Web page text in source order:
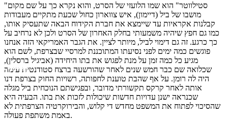
"סטילווטר" הוא שמו הלועזי של הסרט, והוא נקרא כך על שם מקום
מושבו של ביל (דיימון), איש צווארון כחול שכעת מתקיים מעבודות
קבלנות אקראיות עד שיימצא את חברת הקידוח הבאה שתעסיק אותו,
כמו גם חפץ שיהיה משמעותי בחלק האחרון של הסרט ולכן לא נרחיב על
כך כרגע. זה גם דימוי לביל, מיותר לציין. את הגבר האמריקאי הזה אנחנו
פוגשים כמה ימים לפני נסיעתו המתוכננת למרסיי שבצרפת, לשם הוא
מגיע כל כמה זמן על מנת לפגוש את בתו היחידה (אביגיל ברסלין),
שכלואה שם כבר חמש שנים לאחר שהורשעה ברצח סטודנטית עימה
היה לה רומן. על אף שהבת טוענת לחפותה, רשויות החוק בצרפת דנו
אותה לאחר קרקס תקשורתי מדובר, ובפגישתם הנוכחית ביל מגלה
שכנראה ישנן עדויות חדשות שיכולות לזכות את בתו. הבעיה היא
שהסיכוי לפתוח את המשפט מחדש די קלוש, והבירוקרטיה הצרפתית לא
באמת משתפת פעולה.